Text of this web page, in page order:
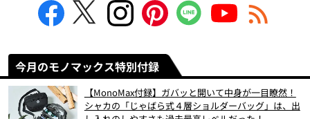
今月のモノマックス特別付録
【MonoMax付録】ガバッと開いて中身が一目瞭然！
シャカの「じゃばら式４層ショルダーバッグ」は、出